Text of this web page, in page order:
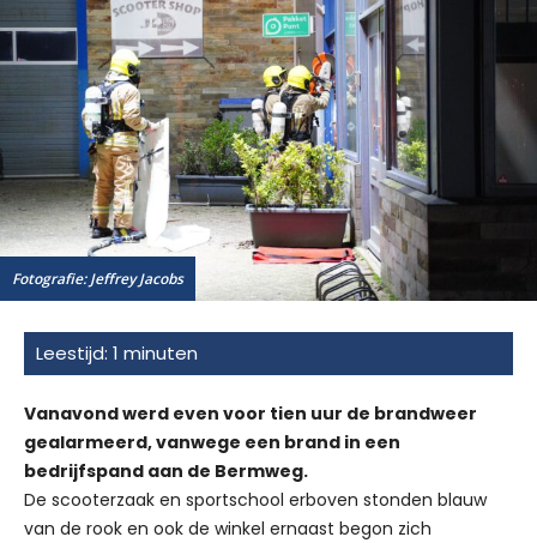
Fotografie: Jeffrey Jacobs
Vanavond werd even voor tien uur de brandweer
gealarmeerd, vanwege een brand in een
bedrijfspand aan de Bermweg.
De scooterzaak en sportschool erboven stonden blauw
van de rook en ook de winkel ernaast begon zich